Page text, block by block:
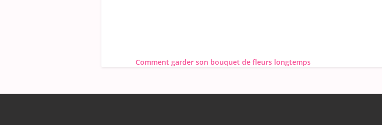
Comment garder son bouquet de fleurs longtemps